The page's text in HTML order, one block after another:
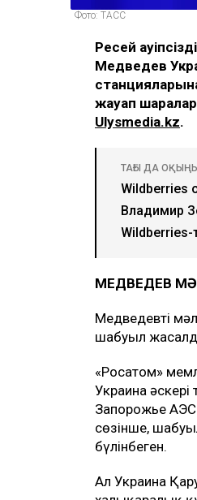
Фото: ТАСС
Ресей
Медведев
жауап
Ulysmedia.kz.
ТАҒЫ ДА
Wildberries
Владимир
Wildberries-
МЕДВЕДЕВ
Медведевтің
шабуыл
«Росатом»
Украина
Запорожье
сөзінше,
бүлінбеген.
Ал Украина